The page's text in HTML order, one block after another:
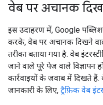
वेब पर अचानक दिखने
इस उदाहरण में, Google
करके, वेब पर अचानक दिखने
तरीका बताया गया है. वेब
जाने वाले पूरे पेज वाले विज्ञापन
कार्रवाइयों के जवाब में दिखते हैं.
जानकारी के लिए, ट्रैफ़िक वेब